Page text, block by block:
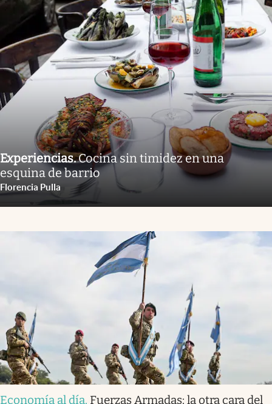
Experiencias.Cocina sin timidez en una
esquina de barrio
Florencia Pulla
Economía al día. Fuerzas Armadas: la otra cara del